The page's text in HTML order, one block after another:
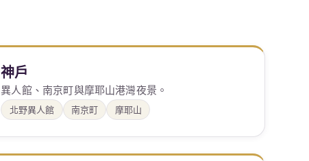
神戶
異人館、南京町與摩耶山港灣夜景。
北野異人館 南京町 摩耶山